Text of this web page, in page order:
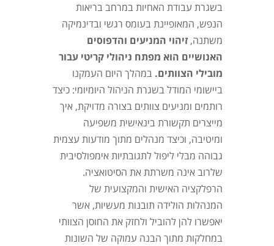
בשגרת עבודת האחיות במרחב בריאות
הנפש, המאופיינת בעומס רגשי ובדינמיקה
משתנה, זיהוי המניעים והדפוסים
האנושיים הוא מפתח ניהולי קריטי עבור
מובילי הצוותים. במהלך היום העמקנו
ביישומי המודל בשגרת הניהול היומיומי: כיצד
רותמים ומניעים צוותים בצורה מדויקת, איך
מייצרים תקשורת בינאישית משפיעה
ומיטיבה, וכיצד מנהלים מתוך מודעות עצמית
גבוהה מבלי ליפול לתגובתיות אימפולסיבית
שלרוב אינה משרתת את הסיטואציה.
הרפלקציה האישית והמקצועית של
המנהלות הולידה תובנות מעשיות, אשר
יאפשרו להן להוביל ולחזק את החוסן הצוותי
במחלקות מתוך הבנה עמוקה של השונות